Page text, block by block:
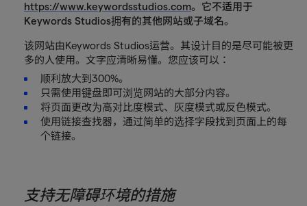
https://www.keywordsstudios.com。它不适用于
Keywords Studios拥有的其他网站或子域名。
该网站由Keywords Studios运营。其设计目的是尽可能被更
多的人使用。文字应清晰易懂。您应该可以：
顺利放大到300%。
只需使用键盘即可浏览网站的大部分内容。
将页面更改为高对比度模式、灰度模式或反色模式。
使用链接查找器，通过简单的选择字段找到页面上的每
个链接。
支持无障碍环境的措施